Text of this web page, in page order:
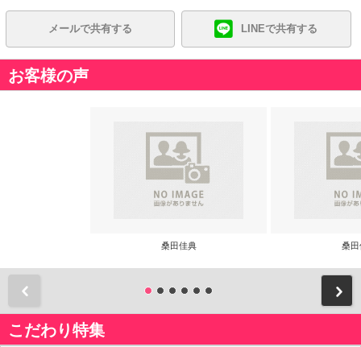
メールで共有する LINEで共有する
お客様の声
桑田佳典 桑田
こだわり特集